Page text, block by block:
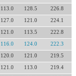
113.0 128.5 226.8
127.0 121.0 224.1
121.0 113.5 222.8
116.0 124.0 222.3
120.0 121.0 219.5
121.0 113.0 219.4